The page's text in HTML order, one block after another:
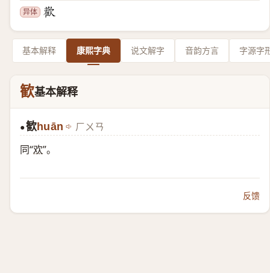
异体
基本解释 康熙字典 说文解字 音韵方言 字源字
歓基本解释
●歓huān ㄏㄨㄢ
同“欢”。
反馈